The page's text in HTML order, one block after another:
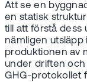
Att se en
en statisk
till att förstå dess
nämligen utsläpp
produktionen av
under driften och
GHG-protokollet